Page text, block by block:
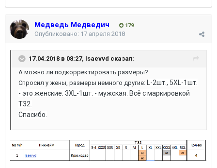
Медведь Медведич 179
Опубликовано: 17 апреля 2018
17.04.2018 в 08:27, Isaevvd сказал:
А можно ли подкорректировать размеры?
Спросил у жены, размеры немного другие: L-2шт., 5ХL-1шт.
- это женские. 3ХL-1шт. - мужская. Всё с маркировкой
Т32.
Спасибо.